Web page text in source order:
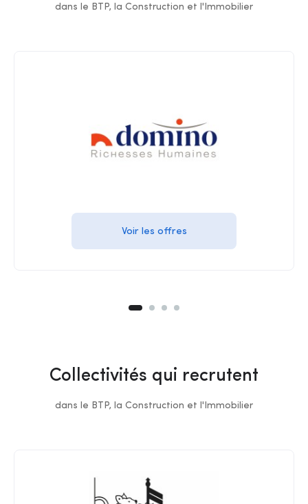
dans le BTP, la Construction et l'Immobilier
Voir les offres
Collectivités qui recrutent
dans le BTP, la Construction et l'Immobilier